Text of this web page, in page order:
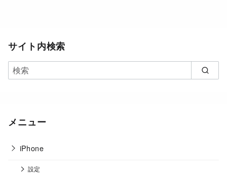
サイト内検索
メニュー
iPhone
設定